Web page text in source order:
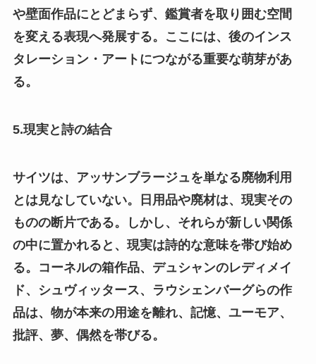
や壁面作品にとどまらず、鑑賞者を取り囲む空間
を変える表現へ発展する。ここには、後のインス
タレーション・アートにつながる重要な萌芽があ
る。
5.現実と詩の結合
サイツは、アッサンブラージュを単なる廃物利用
とは見なしていない。日用品や廃材は、現実その
ものの断片である。しかし、それらが新しい関係
の中に置かれると、現実は詩的な意味を帯び始め
る。コーネルの箱作品、デュシャンのレディメイ
ド、シュヴィッタース、ラウシェンバーグらの作
品は、物が本来の用途を離れ、記憶、ユーモア、
批評、夢、偶然を帯びる。